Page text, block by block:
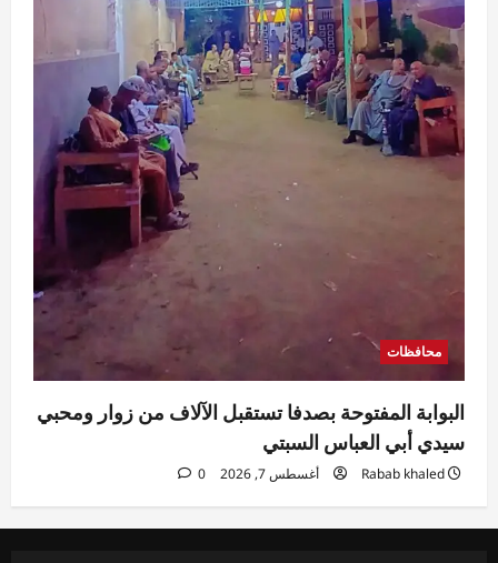
محافظات
البوابة المفتوحة بصدفا تستقبل الآلاف من زوار ومحبي
سيدي أبي العباس السبتي
Rabab khaled أغسطس 7, 2026 0